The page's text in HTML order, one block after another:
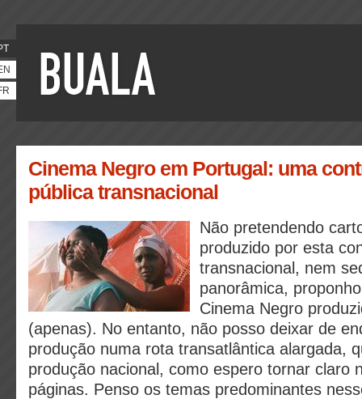
Cinema Negro em Portugal: uma
pública transnacional
Não pretendendo
produzido por esta
transnacional, nem
panorâmica,
Cinema Negro
(apenas). No entanto, não posso deixar de
produção numa rota transatlântica alargada,
produção nacional, como espero tornar claro
páginas. Penso os temas predominantes